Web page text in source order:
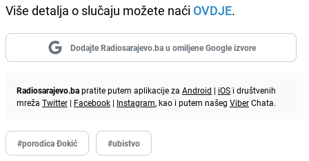
Više detalja o slučaju možete naći OVDJE.
Dodajte Radiosarajevo.ba u omiljene Google izvore
Radiosarajevo.bapratite putem aplikacije za Android | iOS i društvenih
mreža Twitter | Facebook | Instagram, kao i putem našeg ViberChata.
#porodica Đokić #ubistvo